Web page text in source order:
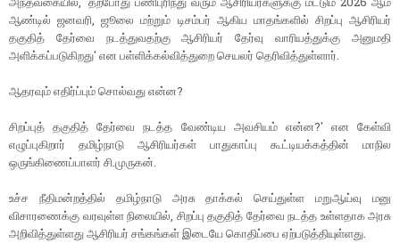
ஆண்டில் ஜனவரி, ஜூலை மற்றும் டிசம்பர் ஆகிய மாதங்களில் சிறப்பு ஆசிரியர்
தகுதித் தேர்வை நடத்துவதற்கு ஆசிரியர் தேர்வு வாரியத்துக்கு அனுமதி
அளிக்கப்படுகிறது' என பள்ளிக்கல்வித்துறை செயலர் தெரிவித்துள்ளார்.
ஆதரவும் எதிர்ப்பும் சொல்வது என்ன?
சிறப்புத் தகுதித் தேர்வை நடத்த வேண்டிய அவசியம் என்ன?' என கேள்வி
எழுப்புகிறார் தமிழ்நாடு ஆசிரியர்கள் பாதுகாப்பு கூட்டியக்கத்தின் மாநில
ஒருங்கிணைப்பாளர் சி.முருகன்.
உச்ச நீதிமன்றத்தில் தமிழ்நாடு அரசு தாக்கல் செய்துள்ள மறுஆய்வு மனு
விசாரணைக்கு வரவுள்ள நிலையில், சிறப்பு தகுதித் தேர்வை நடத்த உள்ளதாக அரசு
அறிவித்துள்ளது ஆசிரியர் சங்கங்கள் இடையே கொதிப்பை ஏற்படுத்தியுள்ளது.